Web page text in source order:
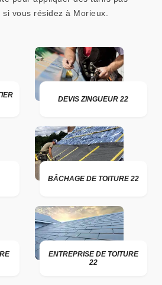
vous résidez à Morieux.
DEVIS ZINGUEUR 22
BÂCHAGE DE TOITURE 22
ENTREPRISE DE TOITURE
22